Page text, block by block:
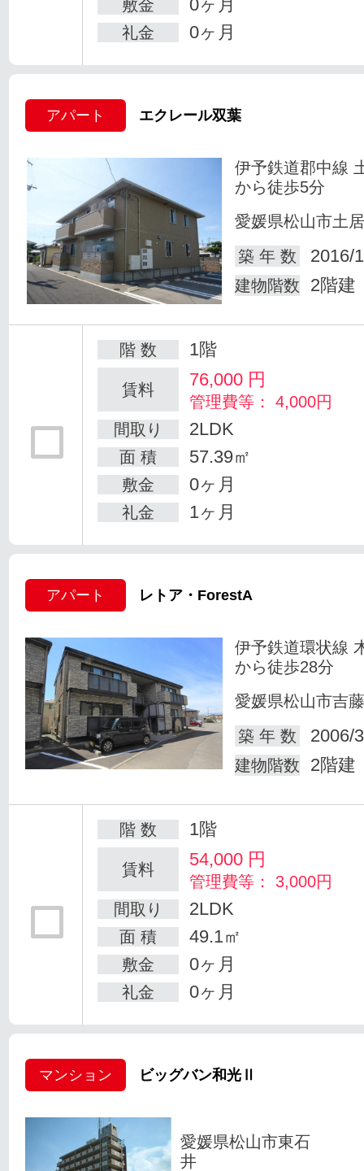
敷金 0ヶ月
礼金 0ヶ月
アパート エクレール双葉
伊予鉄道郡中線
から徒歩5分
愛媛県松山市土
築 年 数
2016/
建物階数 2階建
階 数 1階
賃料 76,000 円
管理費等： 4,000円
間取り
2LDK
面 積 57.39㎡
敷金 0ヶ月
礼金 1ヶ月
アパート レトア・ForestA
伊予鉄道環状線
から徒歩28分
愛媛県松山市吉藤
築 年 数
2006/
建物階数 2階建
階 数 1階
賃料 54,000 円
管理費等： 3,000円
間取り
2LDK
面 積 49.1㎡
敷金 0ヶ月
礼金 0ヶ月
マンション ビッグバン和光Ⅱ
愛媛県松山市東石
井